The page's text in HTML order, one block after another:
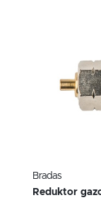
Bradas
Reduktor